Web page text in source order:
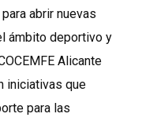
abrir nuevas
ámbito deportivo y
Alicante
iniciativas que
para las